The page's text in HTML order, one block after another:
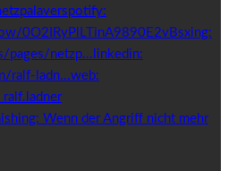
Wenn der Angriff nicht mehr